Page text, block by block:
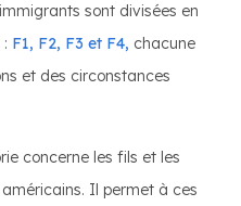
sont divisées en
F1, F2, F3 et F4, chacune
et des circonstances
concerne les fils et les
Il permet à ces